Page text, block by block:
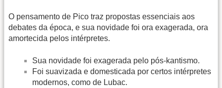
O pensamento de Pico traz propostas essenciais aos
debates da época, e sua novidade foi ora exagerada, ora
amortecida pelos intérpretes.
Sua novidade foi exagerada pelo pós-kantismo.
Foi suavizada e domesticada por certos intérpretes
modernos, como de Lubac.